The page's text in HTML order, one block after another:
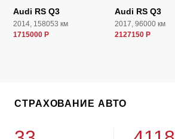
Audi RS Q3
2014, 158053 км
1715000 Р
Audi RS Q3
2017, 96000 км
2127150 Р
СТРАХОВАНИЕ АВТО